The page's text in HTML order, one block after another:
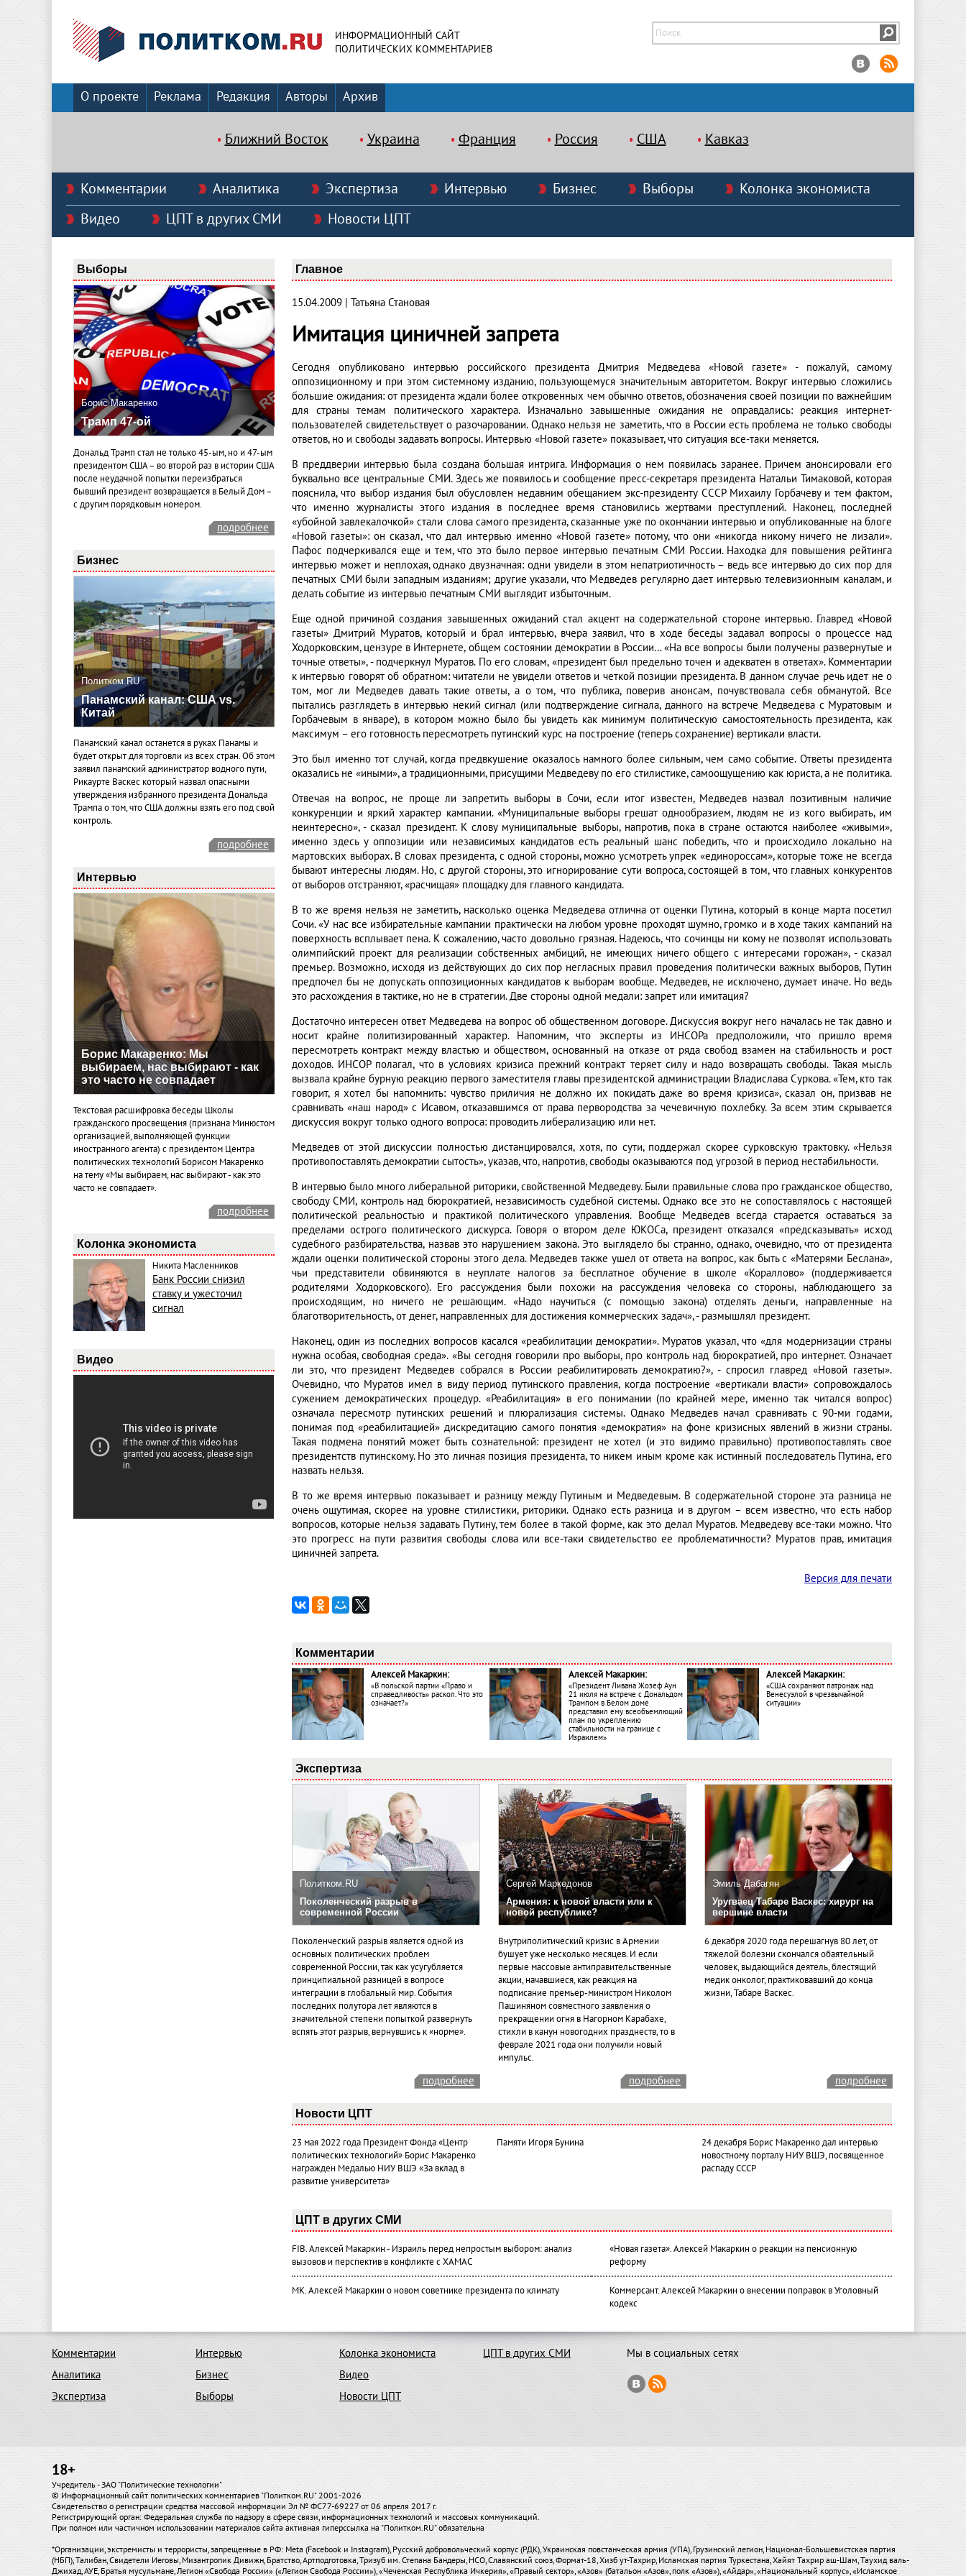
ИНФОРМАЦИОННЫЙ САЙТ
ПОЛИТИЧЕСКИХ КОММЕНТАРИЕВ
О проекте Реклама Редакция Авторы Архив
Ближний Восток Украина Франция Россия США Кавказ
Комментарии Аналитика Экспертиза Интервью Бизнес Выборы
Колонка экономиста
Видео
ЦПТ в других СМИ Новости ЦПТ
Выборы
Борис Макаренко
Трамп 47-ой
Дональд Трамп стал не только 45-ым, но и 47-ым
президентом США – во второй раз в истории США
после неудачной попытки переизбраться
бывший президент возвращается в Белый Дом –
с другим порядковым номером.
подробнее
Бизнес
Политком.RU
Панамский канал: США vs.
Китай
Панамский канал останется в руках Панамы и
будет открыт для торговли из всех стран. Об этом
заявил панамский администратор водного пути,
Рикаурте Васкес который назвал опасными
утверждения избранного президента Дональда
Трампа о том, что США должны взять его под свой
контроль.
подробнее
Интервью
Борис Макаренко: Мы
выбираем, нас выбирают - как
это часто не совпадает
Текстовая расшифровка беседы Школы
гражданского просвещения (признана Минюстом
организацией, выполняющей функции
иностранного агента) с президентом Центра
политических технологий Борисом Макаренко
на тему «Мы выбираем, нас выбирают - как это
часто не совпадает».
подробнее
Колонка экономиста
Никита Масленников
Банк России снизил
ставку и ужесточил
сигнал
Видео
Главное
15.04.2009 | Татьяна Становая
Имитация циничней запрета
Сегодня опубликовано интервью российского президента Дмитрия Медведева «Новой газете» - пожалуй, самому
оппозиционному и при этом системному изданию, пользующемуся значительным авторитетом. Вокруг интервью сложились
большие ожидания: от президента ждали более откровенных чем обычно ответов, обозначения своей позиции по важнейшим
для страны темам политического характера. Изначально завышенные ожидания не оправдались: реакция интернет-
пользователей свидетельствует о разочаровании. Однако нельзя не заметить, что в России есть проблема не только свободы
ответов, но и свободы задавать вопросы. Интервью «Новой газете» показывает, что ситуация все-таки меняется.
В преддверии интервью была создана большая интрига. Информация о нем появилась заранее. Причем анонсировали его
буквально все центральные СМИ. Здесь же появилось и сообщение пресс-секретаря президента Натальи Тимаковой, которая
пояснила, что выбор издания был обусловлен недавним обещанием экс-президенту СССР Михаилу Горбачеву и тем фактом,
что именно журналисты этого издания в последнее время становились жертвами преступлений. Наконец, последней
«убойной завлекалочкой» стали слова самого президента, сказанные уже по окончании интервью и опубликованные на блоге
«Новой газеты»: он сказал, что дал интервью именно «Новой газете» потому, что они «никогда никому ничего не лизали».
Пафос подчеркивался еще и тем, что это было первое интервью печатным СМИ России. Находка для повышения рейтинга
интервью может и неплохая, однако двузначная: одни увидели в этом непатриотичность – ведь все интервью до сих пор для
печатных СМИ были западным изданиям; другие указали, что Медведев регулярно дает интервью телевизионным каналам, и
делать событие из интервью печатным СМИ выглядит избыточным.
Еще одной причиной создания завышенных ожиданий стал акцент на содержательной стороне интервью. Главред «Новой
газеты» Дмитрий Муратов, который и брал интервью, вчера заявил, что в ходе беседы задавал вопросы о процессе над
Ходорковским, цензуре в Интернете, общем состоянии демократии в России… «На все вопросы были получены развернутые и
точные ответы», - подчеркнул Муратов. По его словам, «президент был предельно точен и адекватен в ответах». Комментарии
к интервью говорят об обратном: читатели не увидели ответов и четкой позиции президента. В данном случае речь идет не о
том, мог ли Медведев давать такие ответы, а о том, что публика, поверив анонсам, почувствовала себя обманутой. Все
пытались разглядеть в интервью некий сигнал (или подтверждение сигнала, данного на встрече Медведева с Муратовым и
Горбачевым в январе), в котором можно было бы увидеть как минимум политическую самостоятельность президента, как
максимум – его готовность пересмотреть путинский курс на построение (теперь сохранение) вертикали власти.
Это был именно тот случай, когда предвкушение оказалось намного более сильным, чем само событие. Ответы президента
оказались не «иными», а традиционными, присущими Медведеву по его стилистике, самоощущению как юриста, а не политика.
Отвечая на вопрос, не проще ли запретить выборы в Сочи, если итог известен, Медведев назвал позитивным наличие
конкуренции и яркий характер кампании. «Муниципальные выборы грешат однообразием, людям не из кого выбирать, им
неинтересно», - сказал президент. К слову муниципальные выборы, напротив, пока в стране остаются наиболее «живыми»,
именно здесь у оппозиции или независимых кандидатов есть реальный шанс победить, что и происходило локально на
мартовских выборах. В словах президента, с одной стороны, можно усмотреть упрек «единороссам», которые тоже не всегда
бывают интересны людям. Но, с другой стороны, это игнорирование сути вопроса, состоящей в том, что главных конкурентов
от выборов отстраняют, «расчищая» площадку для главного кандидата.
В то же время нельзя не заметить, насколько оценка Медведева отлична от оценки Путина, который в конце марта посетил
Сочи. «У нас все избирательные кампании практически на любом уровне проходят шумно, громко и в ходе таких кампаний на
поверхность всплывает пена. К сожалению, часто довольно грязная. Надеюсь, что сочинцы ни кому не позволят использовать
олимпийский проект для реализации собственных амбиций, не имеющих ничего общего с интересами горожан», - сказал
премьер. Возможно, исходя из действующих до сих пор негласных правил проведения политически важных выборов, Путин
предпочел бы не допускать оппозиционных кандидатов к выборам вообще. Медведев, не исключено, думает иначе. Но ведь
это расхождения в тактике, но не в стратегии. Две стороны одной медали: запрет или имитация?
Достаточно интересен ответ Медведева на вопрос об общественном договоре. Дискуссия вокруг него началась не так давно и
носит крайне политизированный характер. Напомним, что эксперты из ИНСОРа предположили, что пришло время
пересмотреть контракт между властью и обществом, основанный на отказе от ряда свобод взамен на стабильность и рост
доходов. ИНСОР полагал, что в условиях кризиса прежний контракт теряет силу и надо возвращать свободы. Такая мысль
вызвала крайне бурную реакцию первого заместителя главы президентской администрации Владислава Суркова. «Тем, кто так
говорит, я хотел бы напомнить: чувство приличия не должно их покидать даже во время кризиса», сказал он, призвав не
сравнивать «наш народ» с Исавом, отказавшимся от права первородства за чечевичную похлебку. За всем этим скрывается
дискуссия вокруг только одного вопроса: проводить либерализацию или нет.
Медведев от этой дискуссии полностью дистанцировался, хотя, по сути, поддержал скорее сурковскую трактовку. «Нельзя
противопоставлять демократии сытость», указав, что, напротив, свободы оказываются под угрозой в период нестабильности.
В интервью было много либеральной риторики, свойственной Медведеву. Были правильные слова про гражданское общество,
свободу СМИ, контроль над бюрократией, независимость судебной системы. Однако все это не сопоставлялось с настоящей
политической реальностью и практикой политического управления. Вообще Медведев всегда старается оставаться за
пределами острого политического дискурса. Говоря о втором деле ЮКОСа, президент отказался «предсказывать» исход
судебного разбирательства, назвав это нарушением закона. Это выглядело бы странно, однако, очевидно, что от президента
ждали оценки политической стороны этого дела. Медведев также ушел от ответа на вопрос, как быть с «Матерями Беслана»,
чьи представители обвиняются в неуплате налогов за бесплатное обучение в школе «Кораллово» (поддерживается
родителями Ходорковского). Его рассуждения были похожи на рассуждения человека со стороны, наблюдающего за
происходящим, но ничего не решающим. «Надо научиться (с помощью закона) отделять деньги, направленные на
благотворительность, от денег, направленных для достижения коммерческих задач», - размышлял президент.
Наконец, один из последних вопросов касался «реабилитации демократии». Муратов указал, что «для модернизации страны
нужна особая, свободная среда». «Вы сегодня говорили про выборы, про контроль над бюрократией, про интернет. Означает
ли это, что президент Медведев собрался в России реабилитировать демократию?», - спросил главред «Новой газеты».
Очевидно, что Муратов имел в виду период путинского правления, когда построение «вертикали власти» сопровождалось
сужением демократических процедур. «Реабилитация» в его понимании (по крайней мере, именно так читался вопрос)
означала пересмотр путинских решений и плюрализация системы. Однако Медведев начал сравнивать с 90-ми годами,
понимая под «реабилитацией» дискредитацию самого понятия «демократия» на фоне кризисных явлений в жизни страны.
Такая подмена понятий может быть сознательной: президент не хотел (и это видимо правильно) противопоставлять свое
президентств путинскому. Но это личная позиция президента, то никем иным кроме как истинный последователь Путина, его
назвать нельзя.
В то же время интервью показывает и разницу между Путиным и Медведевым. В содержательной стороне эта разница не
очень ощутимая, скорее на уровне стилистики, риторики. Однако есть разница и в другом – всем известно, что есть набор
вопросов, которые нельзя задавать Путину, тем более в такой форме, как это делал Муратов. Медведеву все-таки можно. Что
это прогресс на пути развития свободы слова или все-таки свидетельство ее проблематичности? Муратов прав, имитация
циничней запрета.
Версия для печати
Комментарии
Алексей Макаркин:
«В польской партии «Право и
справедливость» раскол. Что это
означает?»
Алексей Макаркин:
«Президент Ливана Жозеф Аун
21 июля на встрече с Дональдом
Трампом в Белом доме
представил ему всеобъемлющий
план по укреплению
стабильности на границе с
Израилем»
Алексей Макаркин:
«США сохраняют патронаж над
Венесуэлой в чрезвычайной
ситуации»
Экспертиза
Политком.RU
Поколенческий разрыв в
современной России
Поколенческий разрыв является одной из
основных политических проблем
современной России, так как усугубляется
принципиальной разницей в вопросе
интеграции в глобальный мир. События
последних полутора лет являются в
значительной степени попыткой развернуть
вспять этот разрыв, вернувшись к «норме».
Сергей Маркедонов
Армения: к новой власти или к
новой республике?
Внутриполитический кризис в Армении
бушует уже несколько месяцев. И если
первые массовые антиправительственные
акции, начавшиеся, как реакция на
подписание премьер-министром Николом
Пашиняном совместного заявления о
прекращении огня в Нагорном Карабахе,
стихли в канун новогодних празднеств, то в
феврале 2021 года они получили новый
импульс.
Эмиль Дабагян
Уругваец Табаре Васкес: хирург на
вершине власти
6 декабря 2020 года перешагнув 80 лет, от
тяжелой болезни скончался обаятельный
человек, выдающийся деятель, блестящий
медик онколог, практиковавший до конца
жизни, Табаре Васкес.
подробнее подробнее подробнее
Новости ЦПТ
23 мая 2022 года Президент Фонда «Центр
политических технологий» Борис Макаренко
награжден Медалью НИУ ВШЭ «За вклад в
развитие университета»
Памяти Игоря Бунина
24 декабря Борис Макаренко дал интервью
новостному порталу НИУ ВШЭ, посвященное
распаду СССР
ЦПТ в других СМИ
FIB. Алексей Макаркин - Израиль перед непростым выбором: анализ
вызовов и перспектив в конфликте с ХАМАС
«Новая газета». Алексей Макаркин о реакции на пенсионную
реформу
МК. Алексей Макаркин о новом советнике президента по климату
Коммерсант. Алексей Макаркин о внесении поправок в Уголовный
кодекс
Комментарии
Аналитика
Экспертиза
Интервью
Бизнес
Выборы
Колонка экономиста
Видео
Новости ЦПТ
ЦПТ в других СМИ Мы в социальных сетях
18+
Учредитель - ЗАО "Политические технологии"
© Информационный сайт политических комментариев "Политком.RU" 2001-2026
Свидетельство о регистрации средства массовой информации Эл № ФС77-69227 от 06 апреля 2017 г.
Регистрирующий орган: Федеральная служба по надзору в сфере связи, информационных технологий и массовых коммуникаций.
При полном или частичном использовании материалов сайта активная гиперссылка на "Политком.RU" обязательна
*Организации, экстремисты и террористы, запрещенные в РФ: Meta (Facebook и Instagram), Русский добровольческий корпус (РДК), Украинская повстанческая армия (УПА), Грузинский легион, Национал-Большевистская партия
(НБП), Талибан, Свидетели Иеговы, Мизантропик Дивижн, Братство, Артподготовка, Тризуб им. Степана Бандеры, НСО, Славянский союз, Формат-18, Хизб ут-Тахрир, Исламская партия Туркестана, Хайят Тахрир аш-Шам, Таухид валь-
Джихад, АУЕ, Братья мусульмане, Легион «Свобода России» («Легион Свобода России»), «Чеченская Республика Ичкерия», «Правый сектор», «Азов» (батальон «Азов», полк «Азов»), «Айдар», «Национальный корпус», «Исламское